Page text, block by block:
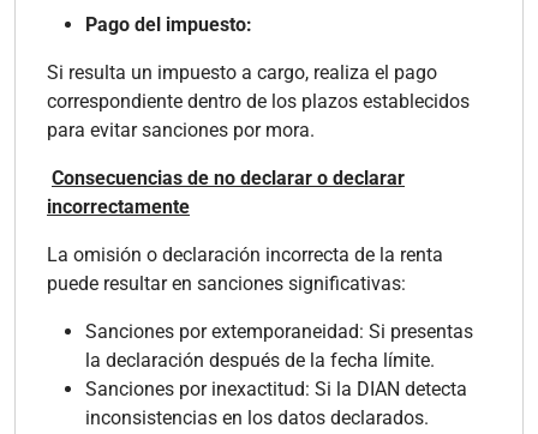
Pago del impuesto:
Si resulta un impuesto a cargo, realiza el pago
correspondiente dentro de los plazos establecidos
para evitar sanciones por mora.
Consecuencias de no declarar o declarar
incorrectamente
La omisión o declaración incorrecta de la renta
puede resultar en sanciones significativas:
Sanciones por extemporaneidad: Si presentas
la declaración después de la fecha límite.
Sanciones por inexactitud: Si la DIAN detecta
inconsistencias en los datos declarados.